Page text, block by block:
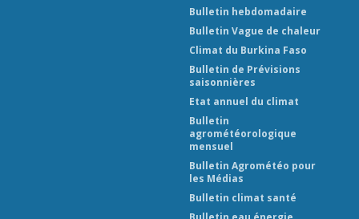
Bulletin hebdomadaire
Bulletin Vague de chaleur
Climat du Burkina Faso
Bulletin de Prévisions
saisonnières
Etat annuel du climat
Bulletin
agrométéorologique
mensuel
Bulletin Agrométéo pour
les Médias
Bulletin climat santé